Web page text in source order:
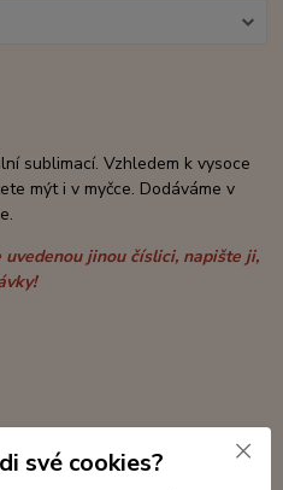
sublimací. Vzhledem k vysoce
mýt i v myčce. Dodáváme v
jinou číslici, napište ji,
své cookies?